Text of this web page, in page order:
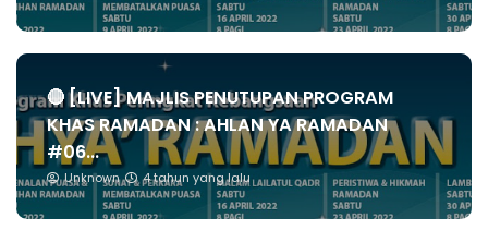
🔴 [LIVE] MAJLIS PENUTUPAN PROGRAM
KHAS RAMADAN : AHLAN YA RAMADAN
#06...
Unknown 4 tahun yang lalu